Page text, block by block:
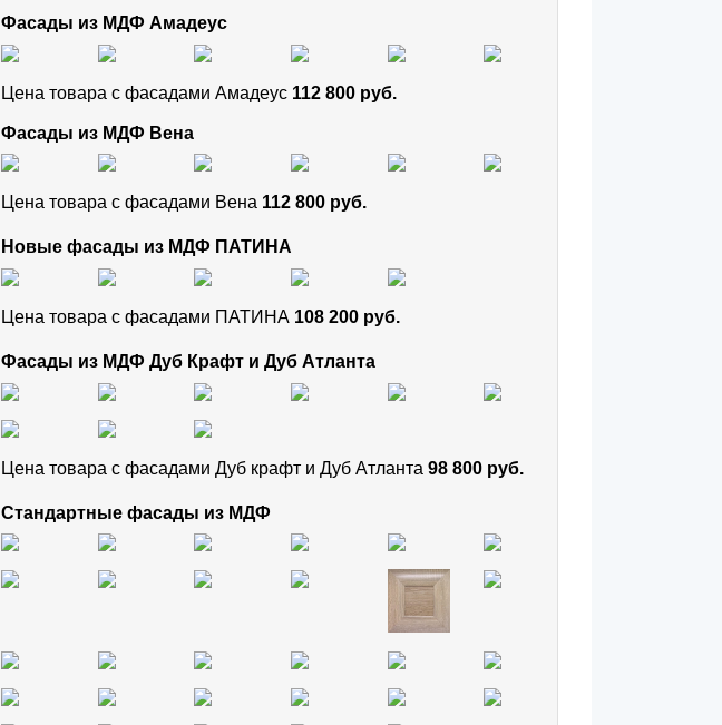
Фасады из МДФ Амадеус
Цена товара с фасадами Амадеус 112 800 руб.
Фасады из МДФ Вена
Цена товара с фасадами Вена 112 800 руб.
Новые фасады из МДФ ПАТИНА
Цена товара с фасадами ПАТИНА 108 200 руб.
Фасады из МДФ Дуб Крафт и Дуб Атланта
Цена товара с фасадами Дуб крафт и Дуб Атланта 98 800 руб.
Стандартные фасады из МДФ